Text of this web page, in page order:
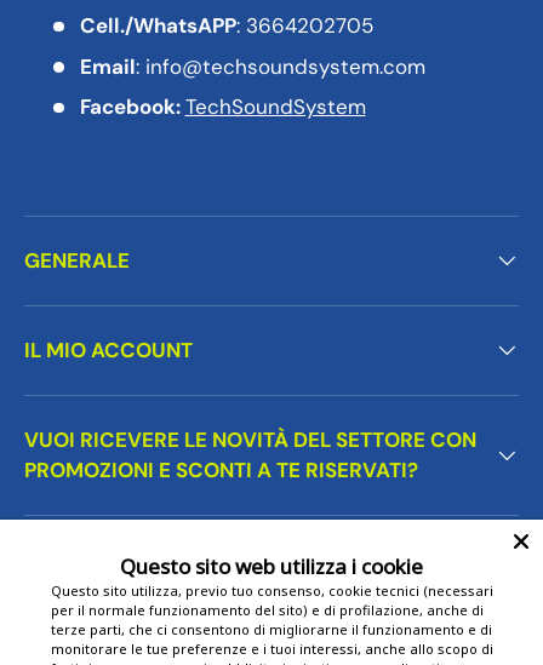
Cell./WhatsAPP: 3664202705
Email: info@techsoundsystem.com
Facebook:TechSoundSystem
GENERALE
IL MIO ACCOUNT
VUOI RICEVERE LE NOVITÀ DEL SETTORE CON
PROMOZIONI E SCONTI A TE RISERVATI?
Metodi di pagamento accettati
Questo sito web utilizza i cookie
Questo sito utilizza, previo tuo consenso, cookie tecnici (necessari
per il normale funzionamento del sito) e di profilazione, anche di
terze parti, che ci consentono di migliorarne il funzionamento e di
monitorare le tue preferenze e i tuoi interessi, anche allo scopo di